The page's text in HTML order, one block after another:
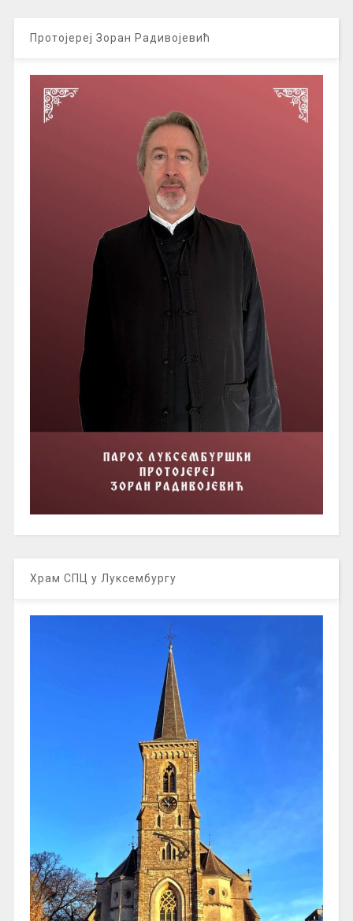
Протојереј Зоран Радивојевић
Храм СПЦ у Луксембургу